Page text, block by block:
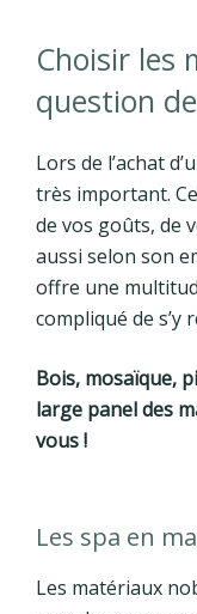
Choisir les
question
Lors de l’achat
très important.
de vos goûts, de
aussi selon son
offre une
compliqué de s’y
Bois, mosaïque,
large panel des
vous !
Les spa en
Les matériaux